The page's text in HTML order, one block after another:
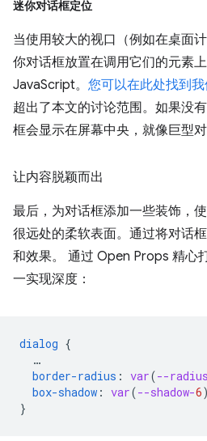
迷你对话框定位
当使用较大的视口（例如在桌面
你对话框放置在调用它们的元素
JavaScript。 您可以在此处找到
超出了本文的讨论范围。如果没
框会显示在屏幕中央，就像巨型对
让内容脱颖而出
最后，为对话框添加一些装饰，
很远处的柔软表面。通过将对话
和效果。 通过 Open Props 精心
一实现深度：
dialog {
…
border-radius : var(--
box-shadow : var(--shadow-6
}